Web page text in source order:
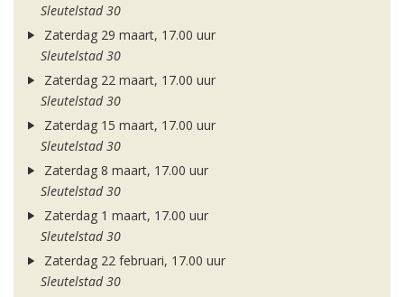
Sleutelstad 30
Zaterdag 29 maart, 17.00 uur
Sleutelstad 30
Zaterdag 22 maart, 17.00 uur
Sleutelstad 30
Zaterdag 15 maart, 17.00 uur
Sleutelstad 30
Zaterdag 8 maart, 17.00 uur
Sleutelstad 30
Zaterdag 1 maart, 17.00 uur
Sleutelstad 30
Zaterdag 22 februari, 17.00 uur
Sleutelstad 30